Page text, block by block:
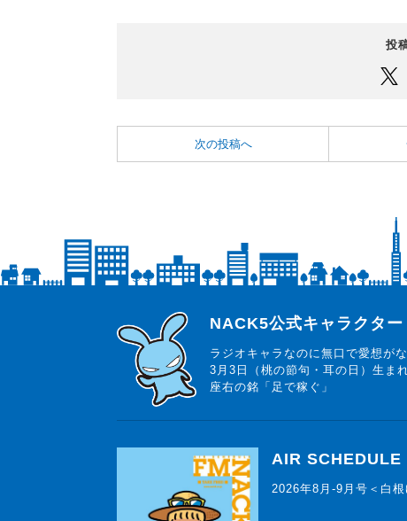
投
次の投稿へ
らじっと君
NACK5公式キャラクター
ラジオキャラなのに無口で愛想が
3月3日（桃の節句・耳の日）生ま
座右の銘「足で稼ぐ」
AIR SCHEDULE
2026年8月-9月号＜白根